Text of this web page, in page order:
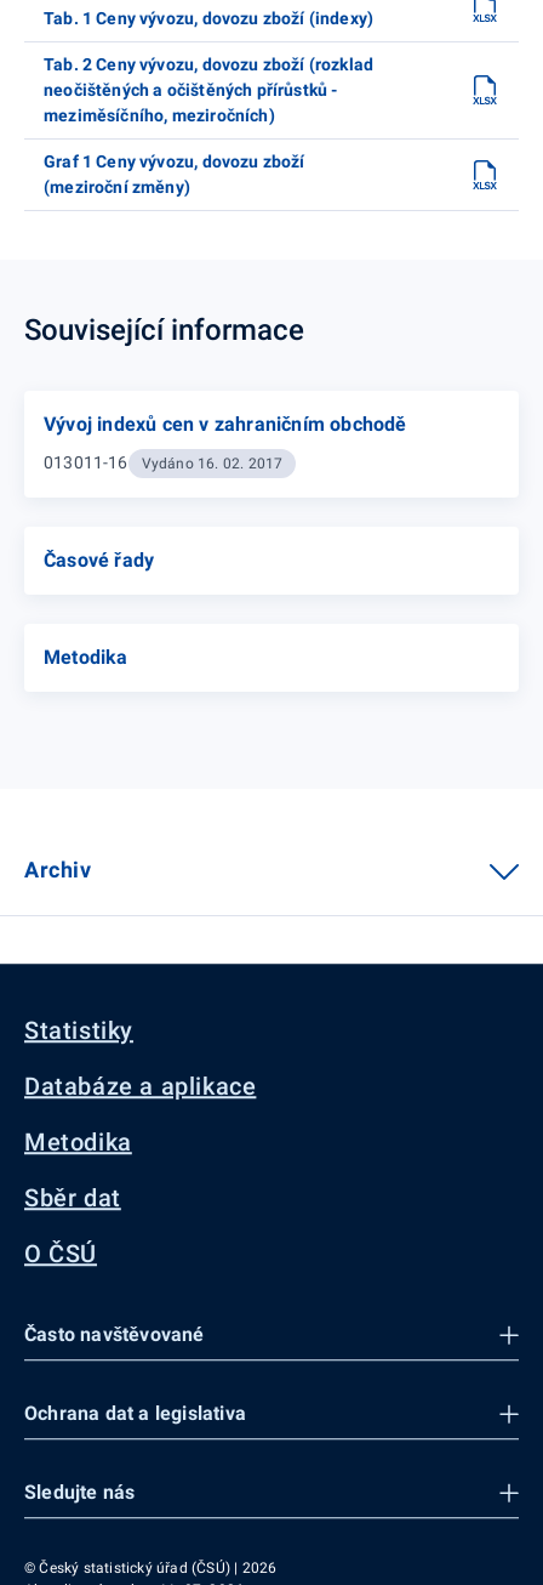
Tab. 1 Ceny vývozu, dovozu zboží (indexy)
Tab. 2 Ceny vývozu, dovozu zboží (rozklad
neočištěných a očištěných přírůstků -
meziměsíčního, meziročních)
Graf 1 Ceny vývozu, dovozu zboží
(meziroční změny)
Související informace
Vývoj indexů cen v zahraničním obchodě
013011-16 Vydáno 16. 02. 2017
Časové řady
Metodika
Archiv
Statistiky
Databáze a aplikace
Metodika
Sběr dat
O ČSÚ
Často navštěvované
Ochrana dat a legislativa
Sledujte nás
© Český statistický úřad (ČSÚ) | 2026